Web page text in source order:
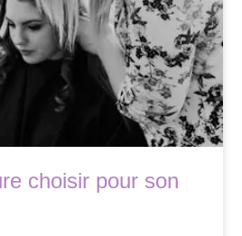
choisir pour son